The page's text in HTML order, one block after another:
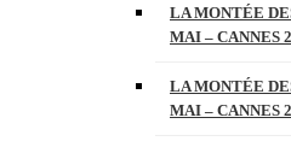
LA MONTÉE
MAI – CANNES
LA MONTÉE
MAI – CANNES